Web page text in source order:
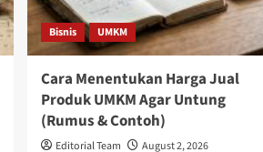
Bisnis UMKM
Cara Menentukan Harga Jual
Produk UMKM Agar Untung
(Rumus & Contoh)
Editorial Team
August 2, 2026